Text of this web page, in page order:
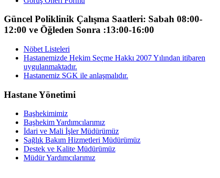
Güncel Poliklinik Çalışma Saatleri: Sabah 08:00-
12:00 ve Öğleden Sonra :13:00-16:00
Nöbet Listeleri
Hastanemizde Hekim Seçme Hakkı 2007 Yılından itibaren
uygulanmaktadır.
Hastanemiz SGK ile anlaşmalıdır.
Hastane Yönetimi
Başhekimimiz
Başhekim Yardımcılarımız
İdari ve Mali İşler Müdürümüz
Sağlık Bakım Hizmetleri Müdürümüz
Destek ve Kalite Müdürümüz
Müdür Yardımcılarımız